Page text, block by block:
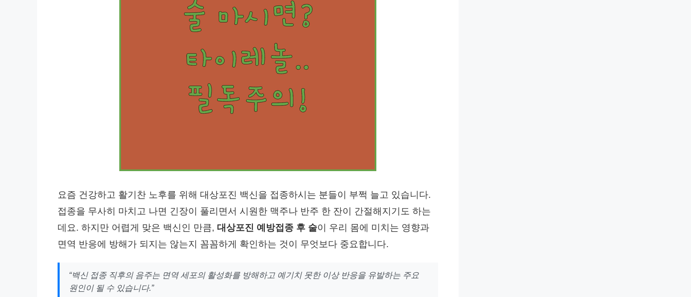
요즘 건강하고 활기찬 노후를 위해 대상포진 백신을 접종하시는 분들이 부쩍 늘고 있습니다.
접종을 무사히 마치고 나면 긴장이 풀리면서 시원한 맥주나 반주 한 잔이 간절해지기도 하는
데요. 하지만 어렵게 맞은 백신인 만큼, 대상포진 예방접종 후 술이 우리 몸에 미치는 영향과
면역 반응에 방해가 되지는 않는지 꼼꼼하게 확인하는 것이 무엇보다 중요합니다.
“백신 접종 직후의 음주는 면역 세포의 활성화를 방해하고 예기치 못한 이상 반응을 유발하는 주요
원인이 될 수 있습니다.”